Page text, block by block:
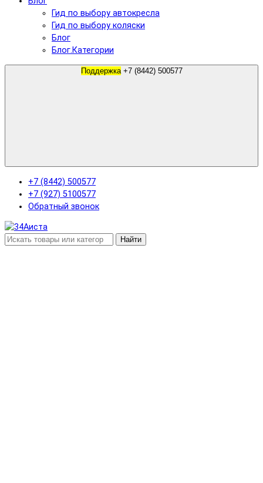
Гид по выбору автокресла
Гид по выбору коляски
Блог
Блог.Категории
Поддержка +7 (8442) 500577
+7 (8442) 500577
+7 (927) 5100577
Обратный звонок
Найти